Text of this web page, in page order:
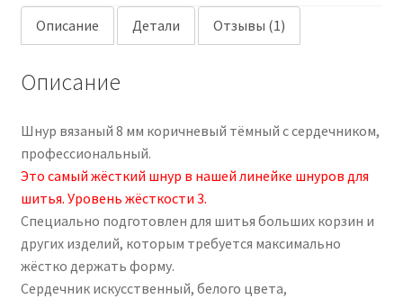
Описание Детали Отзывы (1)
Описание
Шнур вязаный 8 мм коричневый тёмный с сердечником,
профессиональный.
Это самый жёсткий шнур в нашей линейке шнуров для
шитья. Уровень жёсткости 3.
Специально подготовлен для шитья больших корзин и
других изделий, которым требуется максимально
жёстко держать форму.
Сердечник искусственный, белого цвета,